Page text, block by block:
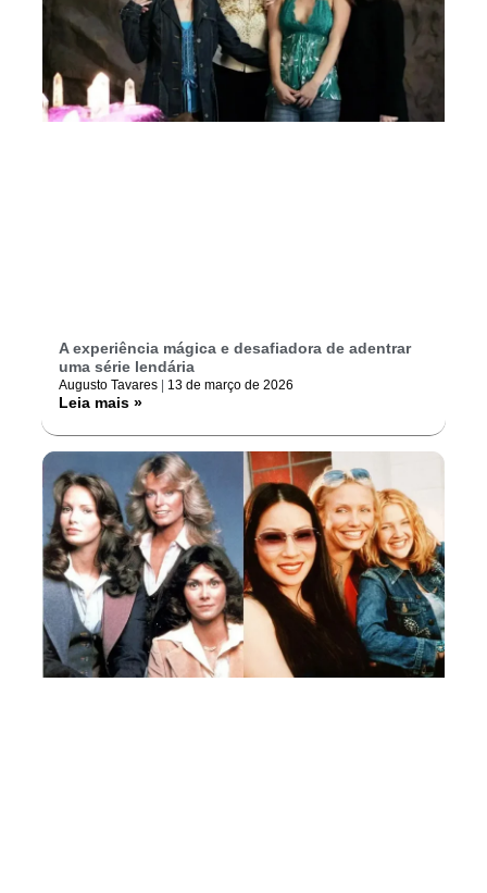
A experiência mágica e desafiadora de adentrar
uma série lendária
Augusto Tavares 13 de março de 2026
Leia mais »